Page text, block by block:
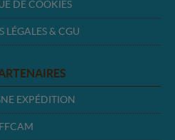
DE COOKIES
LÉGALES & CGU
EXPÉDITION
FFCAM